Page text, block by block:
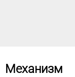
Механизм